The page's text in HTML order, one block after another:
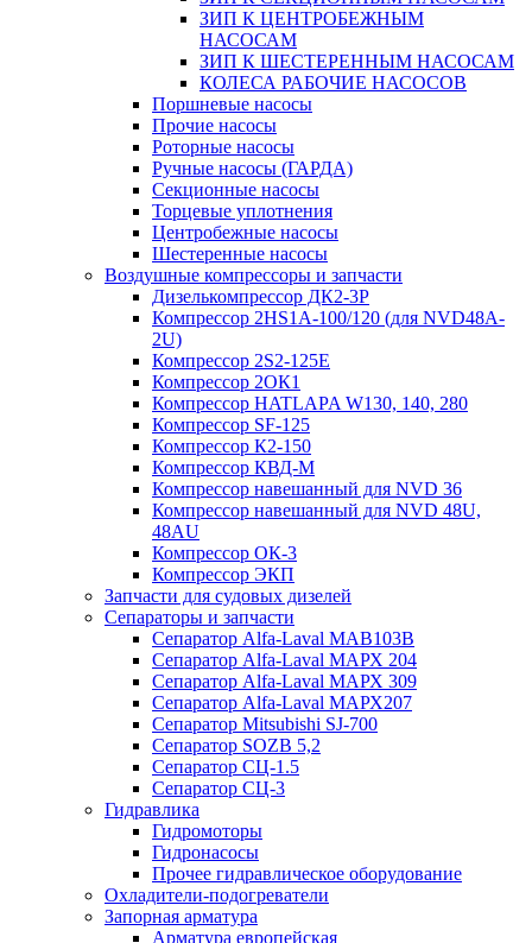
ЗИП К ЦЕНТРОБЕЖНЫМ
НАСОСАМ
ЗИП К ШЕСТЕРЕННЫМ НАСОСАМ
КОЛЕСА РАБОЧИЕ НАСОСОВ
Поршневые насосы
Прочие насосы
Роторные насосы
Ручные насосы (ГАРДА)
Секционные насосы
Торцевые уплотнения
Центробежные насосы
Шестеренные насосы
Воздушные компрессоры и запчасти
Дизелькомпрессор ДК2-3Р
Компрессор 2HS1A-100/120 (для NVD48A-
2U)
Компрессор 2S2-125Е
Компрессор 2ОК1
Компрессор HATLAPA W130, 140, 280
Компрессор SF-125
Компрессор К2-150
Компрессор КВД-М
Компрессор навешанный для NVD 36
Компрессор навешанный для NVD 48U,
48AU
Компрессор ОК-3
Компрессор ЭКП
Запчасти для судовых дизелей
Сепараторы и запчасти
Сепаратор Alfa-Laval МАВ103В
Сепаратор Alfa-Laval МАРХ 204
Сепаратор Alfa-Laval МАРХ 309
Сепаратор Alfa-Laval МАРХ207
Сепаратор Mitsubishi SJ-700
Сепаратор SOZB 5,2
Сепаратор СЦ-1.5
Сепаратор СЦ-3
Гидравлика
Гидромоторы
Гидронасосы
Прочее гидравлическое оборудование
Охладители-подогреватели
Запорная арматура
Арматура европейская